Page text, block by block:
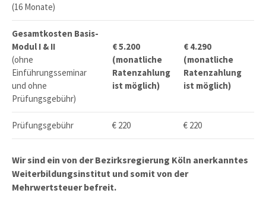
(16 Monate)
Gesamtkosten Basis-
Modul I & II
(ohne
Einführungsseminar
und ohne
Prüfungsgebühr)
€ 5.200
(monatliche
Ratenzahlung
ist möglich)
€ 4.290
(monatliche
Ratenzahlung
ist möglich)
Prüfungsgebühr € 220 € 220
Wir sind ein von der Bezirksregierung Köln anerkanntes
Weiterbildungsinstitut und somit von der
Mehrwertsteuer befreit.